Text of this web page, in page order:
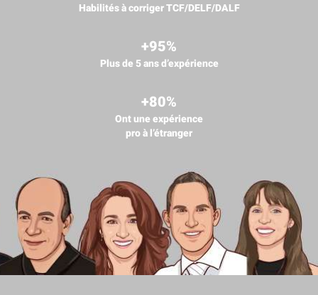
Habilités à corriger TCF/DELF/DALF
+95%
Plus de 5 ans d’expérience
+80%
Ont une expérience
pro à l’étranger